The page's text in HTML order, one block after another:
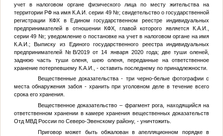
учет в налоговом органе физического лица по месту жительства на
территории РФ на имяК.А.И. серии 49 №; свидетельство о государственной
регистрации КФХ в Едином государственном реестре индивидуальных
предпринимателей в отношении КФХ, главой которого являетсяК.А.И.
серии 49 №; уведомление о постановке на учет в налоговом органе на имя
К.А.И. ; Выписку из Единого государственного реестра индивидуальных
предпринимателей №В/2019 от 14 января 2020 года; две туши оленей,
заднюю часть туши оленя, шею оленя, переданные на ответственное
хранение потерпевшему К.А.И.
, - оставить последнему по принадлежности.
Вещественные доказательства - три черно-белые фотографии с
места обнаружения забоя - хранить при уголовном деле в течение всего
срока его хранения.
Вещественное доказательство – фрагмент рога, находящийся на
ответственном хранении в камере хранения вещественных доказательств
Отд МВД России по Северо-Эвенскому району, - уничтожить.
Приговор может быть обжалован в апелляционном порядке в